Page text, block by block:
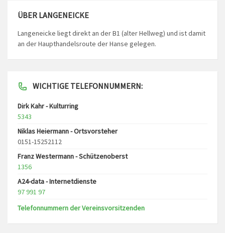
ÜBER LANGENEICKE
Langeneicke liegt direkt an der B1 (alter Hellweg) und ist damit
an der Haupthandelsroute der Hanse gelegen.
WICHTIGE TELEFONNUMMERN:
Dirk Kahr - Kulturring
5343
Niklas Heiermann - Ortsvorsteher
0151-15252112
Franz Westermann - Schützenoberst
1356
A24-data - Internetdienste
97 991 97
Telefonnummern der Vereinsvorsitzenden